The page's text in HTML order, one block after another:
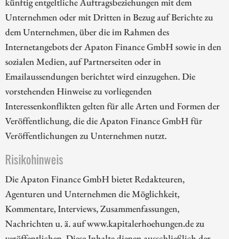
Unternehmen oder mit Dritten in Bezug auf Berichte zu
dem Unternehmen, über die im Rahmen des
Internetangebots der Apaton Finance GmbH sowie in den
sozialen Medien, auf Partnerseiten oder in
Emailaussendungen berichtet wird einzugehen. Die
vorstehenden Hinweise zu vorliegenden
Interessenkonflikten gelten für alle Arten und Formen der
Veröffentlichung, die die Apaton Finance GmbH für
Veröffentlichungen zu Unternehmen nutzt.
Risikohinweis
Die Apaton Finance GmbH bietet Redakteuren,
Agenturen und Unternehmen die Möglichkeit,
Kommentare, Interviews, Zusammenfassungen,
Nachrichten u. ä. auf www.kapitalerhoehungen.de zu